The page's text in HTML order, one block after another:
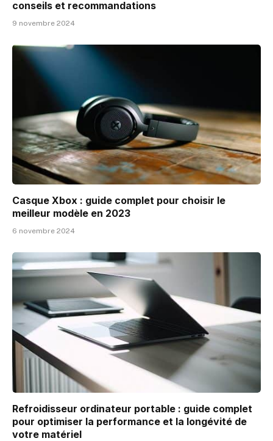
conseils et recommandations
9 novembre 2024
Casque Xbox : guide complet pour choisir le
meilleur modèle en 2023
6 novembre 2024
Refroidisseur ordinateur portable : guide complet
pour optimiser la performance et la longévité de
votre matériel